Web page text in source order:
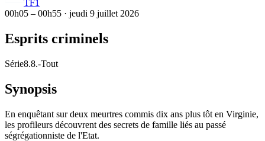
TF1
00h05 – 00h55 · jeudi 9 juillet 2026
Esprits criminels
Série8.8.-Tout
Synopsis
En enquêtant sur deux meurtres commis dix ans plus tôt en Virginie,
les profileurs découvrent des secrets de famille liés au passé
ségrégationniste de l'Etat.